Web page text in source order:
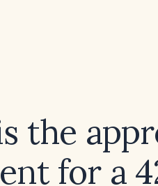
the
for a